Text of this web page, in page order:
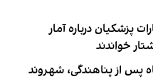
پزشکیان درباره آمار
خواندند
زن ایرانی ۵ ماه پس از پناهندگی، شهروند